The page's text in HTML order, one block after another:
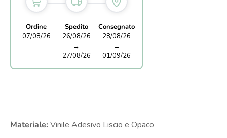
Ordine
07/08/26
Spedito
26/08/26
→
27/08/26
Consegnato
28/08/26
→
01/09/26
Materiale: Vinile Adesivo Liscio e Opaco